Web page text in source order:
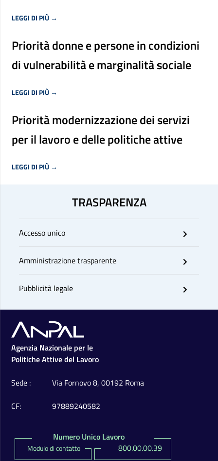
LEGGI DI PIÙ →
Priorità donne e persone in condizioni
di vulnerabilità e marginalità sociale
LEGGI DI PIÙ →
Priorità modernizzazione dei servizi
per il lavoro e delle politiche attive
LEGGI DI PIÙ →
TRASPARENZA
Accesso unico
Amministrazione trasparente
Pubblicità legale
Footer
Agenzia Nazionale per le
Politiche Attive del Lavoro
Sede
Via Fornovo 8, 00192 Roma
CF
97889240582
Numero Unico Lavoro
Modulo di contatto 800.00.00.39